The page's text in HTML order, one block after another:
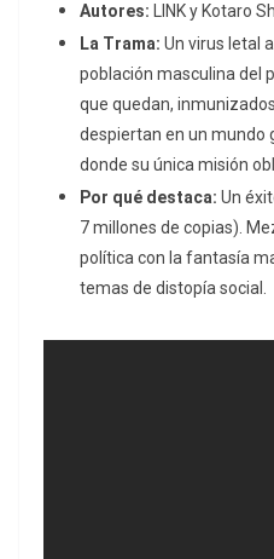
Autores: LINK y Kotaro
La Trama: Un virus letal
población masculina del
que quedan,
despiertan en un mundo
donde su única misión
Por qué destaca: Un
7 millones de copias).
política con la fantasía
temas de distopía social.